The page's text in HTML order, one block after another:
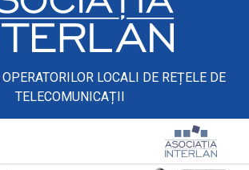
LOCALI DE REȚELE DE
TELECOMUNICAȚII